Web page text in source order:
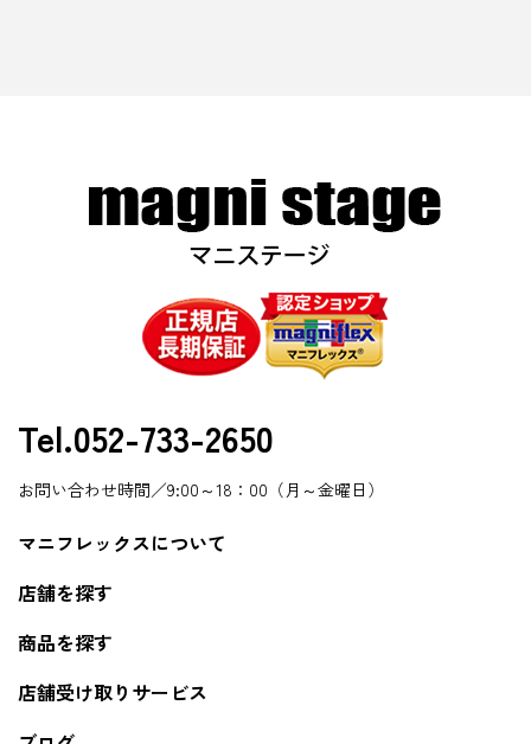
Tel.052-733-2650
お問い合わせ時間／9:00～18：00（月～金曜日）
マニフレックスについて
店舗を探す
商品を探す
店舗受け取りサービス